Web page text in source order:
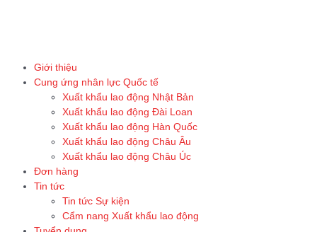
Giới thiệu
Cung ứng nhân lực Quốc tế
Xuất khẩu lao động Nhật Bản
Xuất khẩu lao động Đài Loan
Xuất khẩu lao động Hàn Quốc
Xuất khẩu lao động Châu Âu
Xuất khẩu lao động Châu Úc
Đơn hàng
Tin tức
Tin tức Sự kiện
Cẩm nang Xuất khẩu lao động